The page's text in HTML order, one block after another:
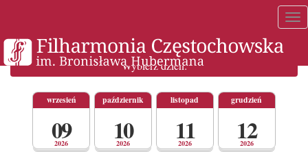
Wybierz dzień:
2026
wrzesień
09 2026
październik
10 2026
listopad
11 2026
grudzień
12